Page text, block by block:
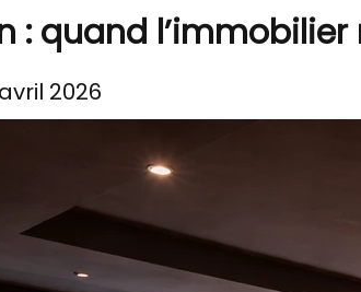
: quand l’immobilier
2026